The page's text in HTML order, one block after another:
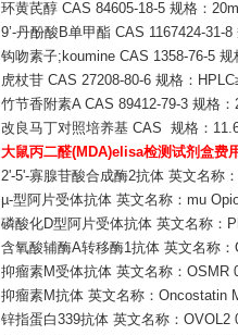
环黄芪醇 CAS 84605-18-5 规格：
9’-丹酚酸B单甲酯 CAS 1167424-31-
钩吻素子;koumine CAS 1358-76-5
虎杖苷 CAS 27208-80-6 规格：
竹节香附素A CAS 89412-79-3 规格
改良马丁对照培养基 CAS 规格：
大鼠丙二醛(MDA)elisa检测试剂盒费
2'-5'-寡腺苷酸合成酶2抗体 英文名称
µ-型阿片受体抗体 英文名称：mu
磷酸化D型阿片受体抗体 英文名称：
含氧酸辅酶A转移酶1抗体 英文名称
抑瘤素M受体抗体 英文名称：OSMR
抑瘤素M抗体 英文名称：Oncostatin
锌指蛋白339抗体 英文名称：OVOL2